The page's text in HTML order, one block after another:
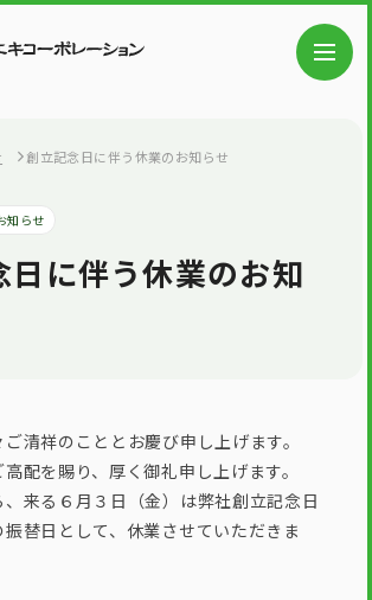
創立記念日に伴う休業のお知らせ
知らせ
日に伴う休業のお知
清祥のこととお慶び申し上げます。
配を賜り、厚く御礼申し上げます。
来る６月３日（金）は弊社創立記念日
振替日として、休業させていただきま